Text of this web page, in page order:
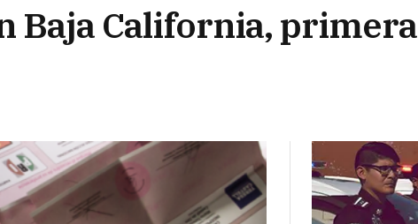
Baja California, primera